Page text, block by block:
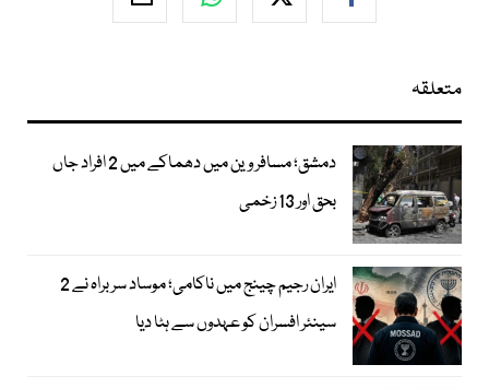
متعلقہ
دمشق؛ مسافر وین میں دھماکے میں 2 افراد جاں
بحق اور 13 زخمی
ایران رجیم چینج میں ناکامی؛ موساد سربراہ نے 2
سینئر افسران کو عہدوں سے ہٹا دیا